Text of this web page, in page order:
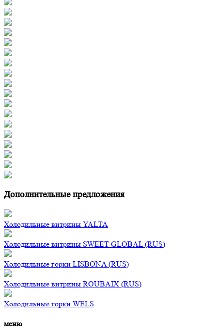
Дополнительные предложения
Холодильные витрины YALTA
Холодильные витрины SWEET GLOBAL (RUS)
Холодильные горки LISBONA (RUS)
Холодильные витрины ROUBAIX (RUS)
Холодильные горки WELS
меню